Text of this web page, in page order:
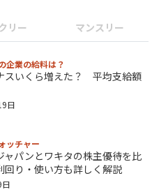
リー マンスリー
企業の給料は？
スいくら増えた？ 平均支給額
日
ッチャー
ャパンとワキタの株主優待を比
回り・使い方も詳しく解説